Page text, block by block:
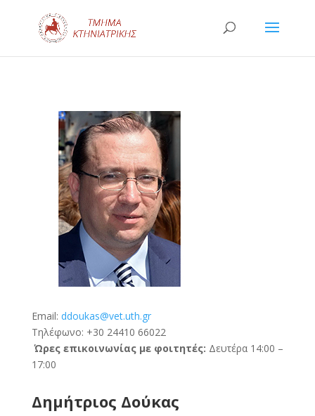
Email: ddoukas@vet.uth.gr
Τηλέφωνο: +30 24410 66022
Ώρες επικοινωνίας με φοιτητές: Δευτέρα 14:00 –
17:00
Δημήτριος Δούκας